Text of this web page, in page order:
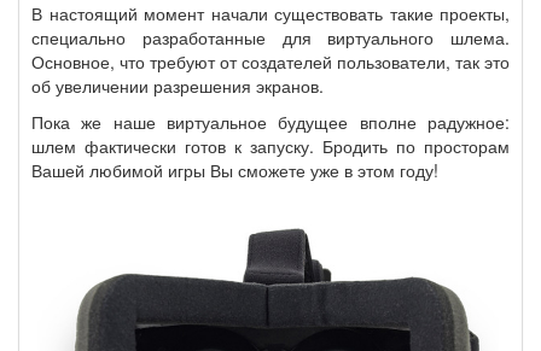
В настоящий момент начали существовать такие проекты,
специально разработанные для виртуального шлема.
Основное, что требуют от создателей пользователи, так это
об увеличении разрешения экранов.
Пока же наше виртуальное будущее вполне радужное:
шлем фактически готов к запуску. Бродить по просторам
Вашей любимой игры Вы сможете уже в этом году!